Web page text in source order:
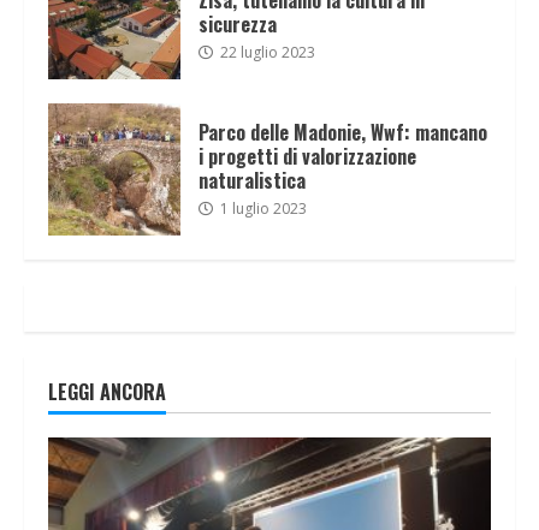
sicurezza
22 luglio 2023
Parco delle Madonie, Wwf: mancano
i progetti di valorizzazione
naturalistica
1 luglio 2023
LEGGI ANCORA